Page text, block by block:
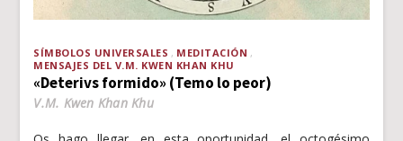
SÍMBOLOS UNIVERSALES
MEDITACIÓN
MENSAJES DEL V.M. KWEN KHAN KHU
«Deterivs formido» (Temo lo peor)
V.M. Kwen Khan Khu